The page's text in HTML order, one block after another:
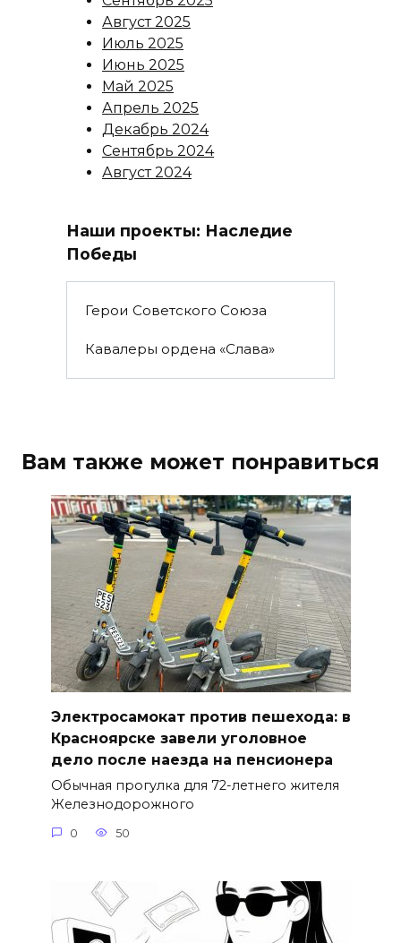
Август 2025
Июль 2025
Июнь 2025
Май 2025
Апрель 2025
Декабрь 2024
Сентябрь 2024
Август 2024
Наши проекты: Наследие
Победы
Герои Советского Союза
Кавалеры ордена «Слава»
Вам также может понравиться
Электросамокат против пешехода: в
Красноярске завели уголовное
дело после наезда на пенсионера
Обычная прогулка для 72-летнего жителя
Железнодорожного
0 50